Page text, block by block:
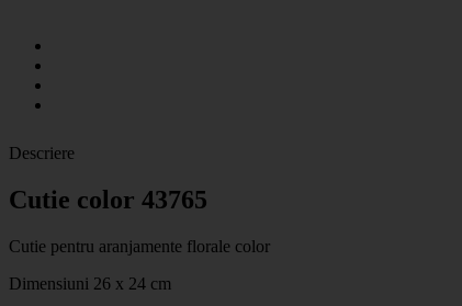
Descriere
Cutie color 43765
Cutie pentru aranjamente florale color
Dimensiuni 26 x 24 cm